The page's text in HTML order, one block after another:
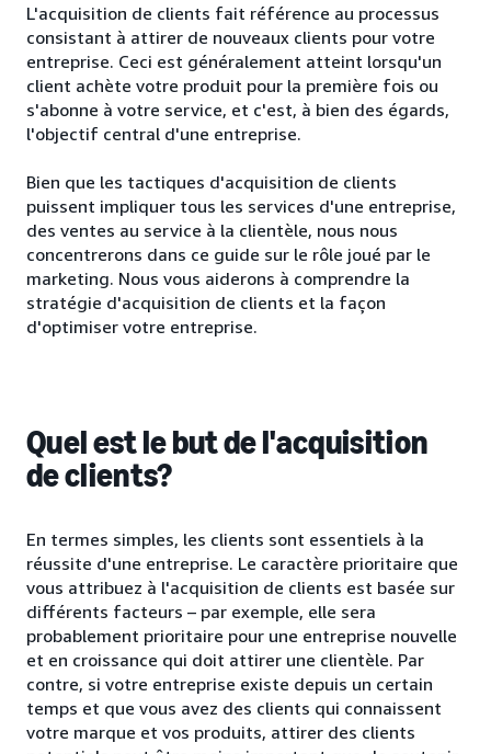
L'acquisition de clients fait référence au processus
consistant à attirer de nouveaux clients pour votre
entreprise. Ceci est généralement atteint lorsqu'un
client achète votre produit pour la première fois ou
s'abonne à votre service, et c'est, à bien des égards,
l'objectif central d'une entreprise.
Bien que les tactiques d'acquisition de clients
puissent impliquer tous les services d'une entreprise,
des ventes au service à la clientèle, nous nous
concentrerons dans ce guide sur le rôle joué par le
marketing. Nous vous aiderons à comprendre la
stratégie d'acquisition de clients et la façon
d'optimiser votre entreprise.
Quel est le but de l'acquisition
de clients?
En termes simples, les clients sont essentiels à la
réussite d'une entreprise. Le caractère prioritaire que
vous attribuez à l'acquisition de clients est basée sur
différents facteurs – par exemple, elle sera
probablement prioritaire pour une entreprise nouvelle
et en croissance qui doit attirer une clientèle. Par
contre, si votre entreprise existe depuis un certain
temps et que vous avez des clients qui connaissent
votre marque et vos produits, attirer des clients